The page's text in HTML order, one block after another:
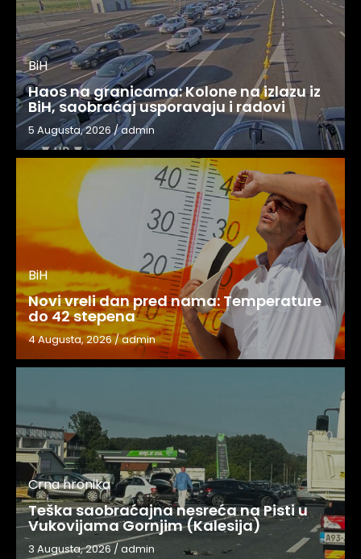
BiH
Haos na granicama: Kolone na izlazu iz
BiH, saobraćaj usporavaju i radovi
5 Augusta, 2026/admin
BiH
Novi vreli dan pred nama: Temperature
do 42 stepena
4 Augusta, 2026/admin
Crna hronika
Teška saobraćajna nesreća na Pisti u
Vukovijama Gornjim (Kalesija)
3 Augusta, 2026 / admin